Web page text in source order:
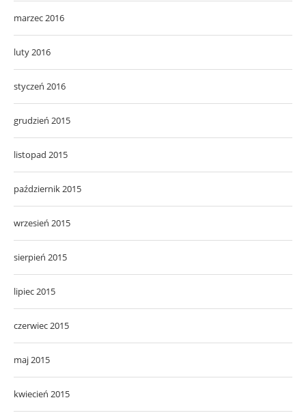
marzec 2016
luty 2016
styczeń 2016
grudzień 2015
listopad 2015
październik 2015
wrzesień 2015
sierpień 2015
lipiec 2015
czerwiec 2015
maj 2015
kwiecień 2015